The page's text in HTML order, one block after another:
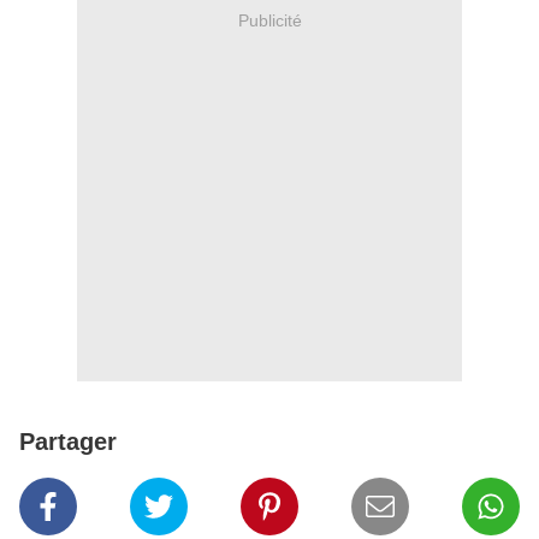
Publicité
Partager